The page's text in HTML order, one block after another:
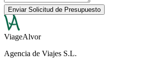
Enviar Solicitud de Presupuesto
ViageAlvor
Agencia de Viajes S.L.